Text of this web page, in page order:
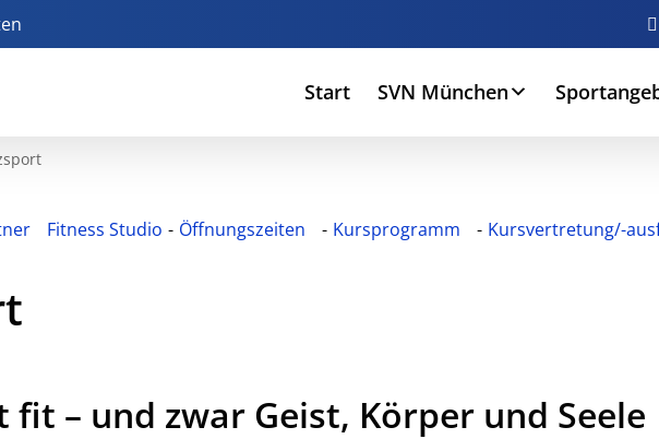
Start SVN München
Fitness Studio Öffnungszeiten Kursprogramm Kursvertretung/-
fit – und zwar Geist, Körper und Seele